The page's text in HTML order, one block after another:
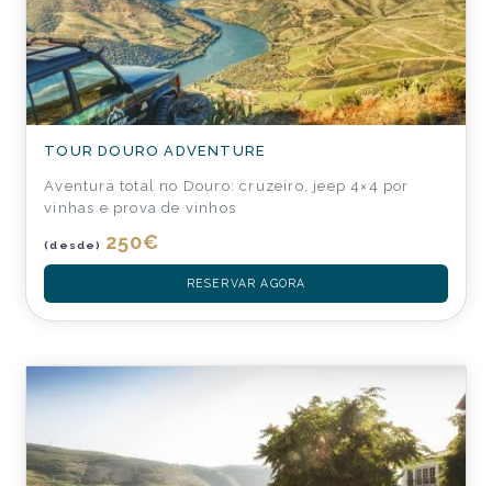
TOUR DOURO ADVENTURE
Aventura total no Douro: cruzeiro, jeep 4×4 por
vinhas e prova de vinhos
(desde) 250€
RESERVAR AGORA